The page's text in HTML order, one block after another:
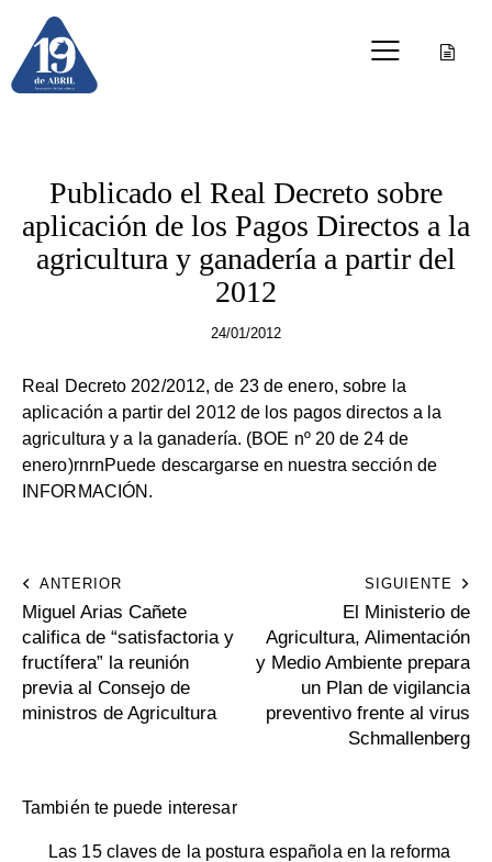
Publicado el Real Decreto sobre
aplicación de los Pagos Directos a la
agricultura y ganadería a partir del
2012
24/01/2012
Real Decreto 202/2012, de 23 de enero, sobre la
aplicación a partir del 2012 de los pagos directos a la
agricultura y a la ganadería. (BOE nº 20 de 24 de
enero)rnrnPuede descargarse en nuestra sección de
INFORMACIÓN.
ANTERIOR
Miguel Arias Cañete
califica de “satisfactoria y
fructífera” la reunión
previa al Consejo de
ministros de Agricultura
SIGUIENTE
El Ministerio de
Agricultura, Alimentación
y Medio Ambiente prepara
un Plan de vigilancia
preventivo frente al virus
Schmallenberg
También te puede interesar
Las 15 claves de la postura española en la reforma